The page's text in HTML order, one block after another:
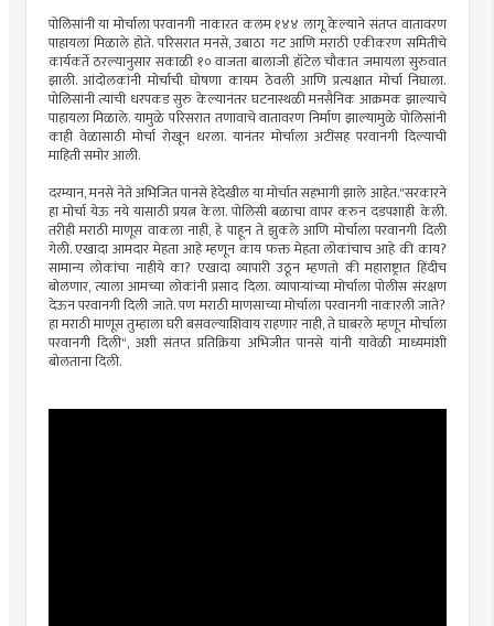
पोलिसांनी या मोर्चाला परवानगी नाकारत कलम १४४ लागू केल्याने संतप्त वातावरण
पाहायला मिळाले होते. परिसरात मनसे, उबाठा गट आणि मराठी एकीकरण समितीचे
कार्यकर्ते ठरल्यानुसार सकाळी १० वाजता बालाजी हॉटेल चौकात जमायला सुरुवात
झाली. आंदोलकांनी मोर्चाची घोषणा कायम ठेवली आणि प्रत्यक्षात मोर्चा निघाला.
पोलिसांनी त्यांची धरपकड सुरु केल्यानंतर घटनास्थळी मनसैनिक आक्रमक झाल्याचे
पाहायला मिळाले. यामुळे परिसरात तणावाचे वातावरण निर्माण झाल्यामुळे पोलिसांनी
काही वेळासाठी मोर्चा रोखून धरला. यानंतर मोर्चाला अटींसह परवानगी दिल्याची
माहिती समोर आली.
दरम्यान, मनसे नेते अभिजित पानसे हेदेखील या मोर्चात सहभागी झाले आहेत."सरकारने
हा मोर्चा येऊ नये यासाठी प्रयत्न केला. पोलिसी बळाचा वापर करुन दडपशाही केली.
तरीही मराठी माणूस वाकला नाही, हे पाहून ते झुकले आणि मोर्चाला परवानगी दिली
गेली. एखादा आमदार मेहता आहे म्हणून काय फक्त मेहता लोकांचाच आहे की काय?
सामान्य लोकांचा नाहीये का? एखादा व्यापारी उठून म्हणतो की महाराष्ट्रात हिंदीच
बोलणार, त्याला आमच्या लोकांनी प्रसाद दिला. व्यापाऱ्यांच्या मोर्चाला पोलीस संरक्षण
देऊन परवानगी दिली जाते. पण मराठी माणसाच्या मोर्चाला परवानगी नाकारली जाते?
हा मराठी माणूस तुम्हाला घरी बसवल्याशिवाय राहणार नाही, ते घाबरले म्हणून मोर्चाला
परवानगी दिली", अशी संतप्त प्रतिक्रिया अभिजीत पानसे यांनी यावेळी माध्यमांशी
बोलताना दिली.